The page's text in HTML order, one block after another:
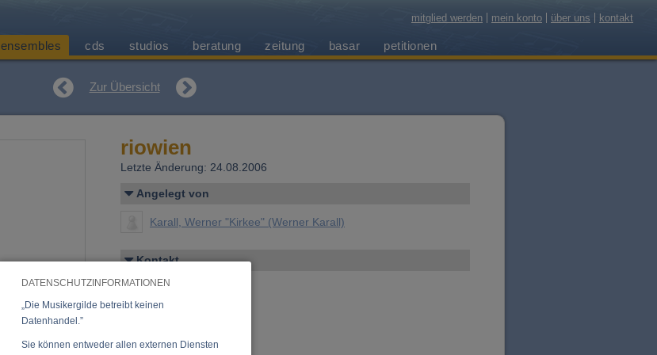
DATENSCHUTZINFORMATIONEN
„Die Musikergilde betreibt keinen
Datenhandel.”
Sie können entweder allen externen Diensten
mitglied werden mein konto über uns kontakt
ensembles cds studios beratung zeitung basar petitionen
Zur Übersicht
riowien
Letzte Änderung: 24.08.2006
Angelegt von
Karall, Werner "Kirkee" (Werner Karall)
Kontakt
Peter Marnul
3002 Purkersdorf